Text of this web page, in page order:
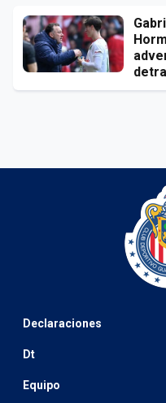
Declaraciones
Dt
Equipo